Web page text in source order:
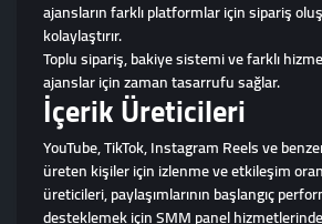
ajansların farklı platformlar için sipariş
kolaylaştırır.
Toplu sipariş, bakiye sistemi ve farklı
ajanslar için zaman tasarrufu sağlar.
İçerik Üreticileri
YouTube, TikTok, Instagram Reels ve
üreten kişiler için izlenme ve etkileşim
üreticileri, paylaşımlarının başlangıç
desteklemek için SMM panel